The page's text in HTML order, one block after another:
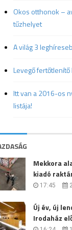
Okos otthonok –
tűzhelyet
A világ 3
Levegő
Itt van a 2016-os
listája!
Mekkora
kiadó
17:45
Új év, új
Irodaház